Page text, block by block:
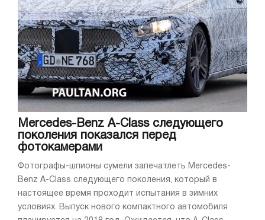
Mercedes-Benz A-Class следующего
поколения показался перед
фотокамерами
Фотографы-шпионы сумели запечатлеть Mercedes-
Benz A-Class следующего поколения, который в
настоящее время проходит испытания в зимних
условиях. Выпуск нового компактного автомобиля